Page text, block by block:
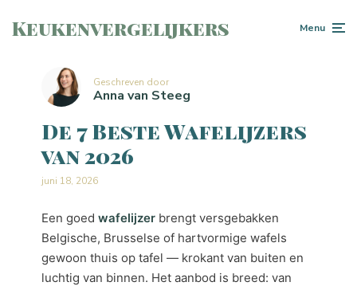
Keukenvergelijkers Menu
Geschreven door
Anna van Steeg
De 7 Beste Wafelijzers
van 2026
juni 18, 2026
Een goed wafelijzer brengt versgebakken
Belgische, Brusselse of hartvormige wafels
gewoon thuis op tafel — krokant van buiten en
luchtig van binnen. Het aanbod is breed: van